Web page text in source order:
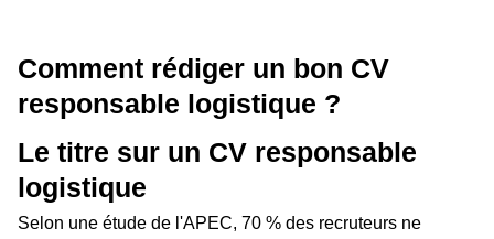
Comment rédiger un bon CV
responsable logistique ?
Le titre sur un CV responsable
logistique
Selon une étude de l'APEC, 70 % des recruteurs ne